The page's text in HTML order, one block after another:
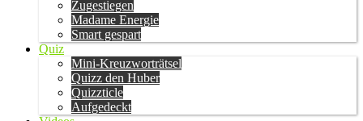
Zugestiegen
Madame Energie
Smart gespart
Quiz
Mini-Kreuzworträtsel
Quizz den Huber
Quizzticle
Aufgedeckt